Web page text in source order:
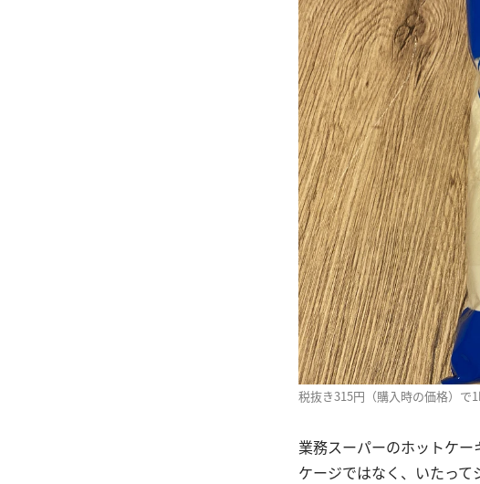
税抜き315円（購入時の価格）で
業務スーパーのホットケ
ケージではなく、いたっ